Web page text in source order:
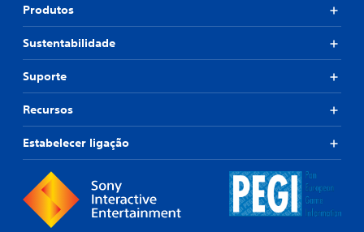
Produtos
Sustentabilidade
Suporte
Recursos
Estabelecer ligação